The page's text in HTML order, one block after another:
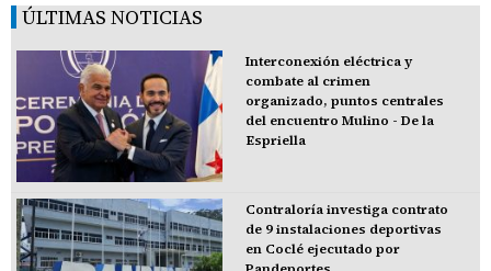
ÚLTIMAS NOTICIAS
Interconexión eléctrica y
combate al crimen
organizado, puntos centrales
del encuentro Mulino - De la
Espriella
Contraloría investiga contrato
de 9 instalaciones deportivas
en Coclé ejecutado por